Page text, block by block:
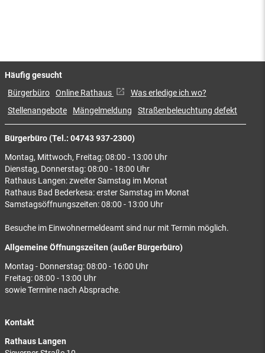
Bürgerbüro (Tel.: 04743 937-2300)
Montag, Mittwoch, Freitag: 08:00 - 13:00 Uhr
Dienstag, Donnerstag: 08:00 - 18:00 Uhr
Rathaus Langen: zweiter Samstag im Monat
Rathaus Bad Bederkesa: erster Samstag im Monat
Samstagsöffnungszeiten: 08:00 - 13:00 Uhr
Besuche im Einwohnermeldeamt sind nur mit Termin möglich.
Allgemeine Öffnungszeiten (außer Bürgerbüro)
Montag - Donnerstag: 08:00 - 16:00 Uhr
Freitag: 08:00 - 13:00 Uhr
sowie Termine nach Absprache.
Kontakt
Rathaus Langen
Häufig gesucht
Bürgerbüro Online Rathaus
Was erledige ich wo?
Stellenangebote
Mängelmeldung Straßenbeleuchtung defekt